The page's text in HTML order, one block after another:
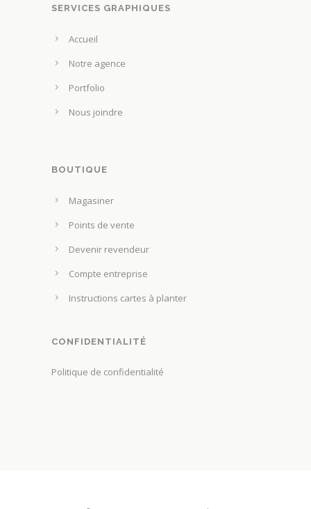
SERVICES GRAPHIQUES
Accueil
Notre agence
Portfolio
Nous joindre
BOUTIQUE
Magasiner
Points de vente
Devenir revendeur
Compte entreprise
Instructions cartes à planter
CONFIDENTIALITÉ
Politique de confidentialité